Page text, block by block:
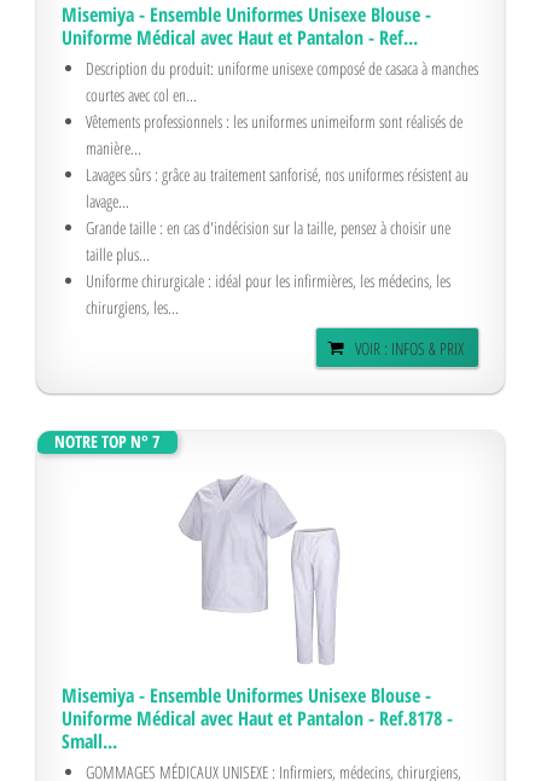
Misemiya - Ensemble Uniformes Unisexe Blouse -
Uniforme Médical avec Haut et Pantalon - Ref...
Description du produit: uniforme unisexe composé de casaca à manches
courtes avec col en...
Vêtements professionnels : les uniformes unimeiform sont réalisés de
manière...
Lavages sûrs : grâce au traitement sanforisé, nos uniformes résistent au
lavage...
Grande taille : en cas d'indécision sur la taille, pensez à choisir une
taille plus...
Uniforme chirurgicale : idéal pour les infirmières, les médecins, les
chirurgiens, les...
VOIR : INFOS & PRIX
NOTRE TOP N° 7
Misemiya - Ensemble Uniformes Unisexe Blouse -
Uniforme Médical avec Haut et Pantalon - Ref.8178 -
Small...
GOMMAGES MÉDICAUX UNISEXE : Infirmiers, médecins, chirurgiens,